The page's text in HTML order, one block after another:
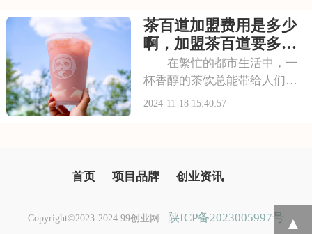
加盟喜茶将是你的明智选择。
本文将为你揭秘加盟喜茶要多
少钱有什么条件，开
茶百道加盟费用是多少
啊，加盟茶百道要多少
钱呢
在繁忙的都市生活中，一
杯香醇的茶饮总能带给人们片
刻的宁静与享受。茶百道，这
道，不仅是对高品质生活的追
求，更是对美好未来
2024-11-18 15:40:57
首页 项目品牌 创业资讯
Copyright©2023-2024 99创业网 陕ICP备2023005997号 ▲